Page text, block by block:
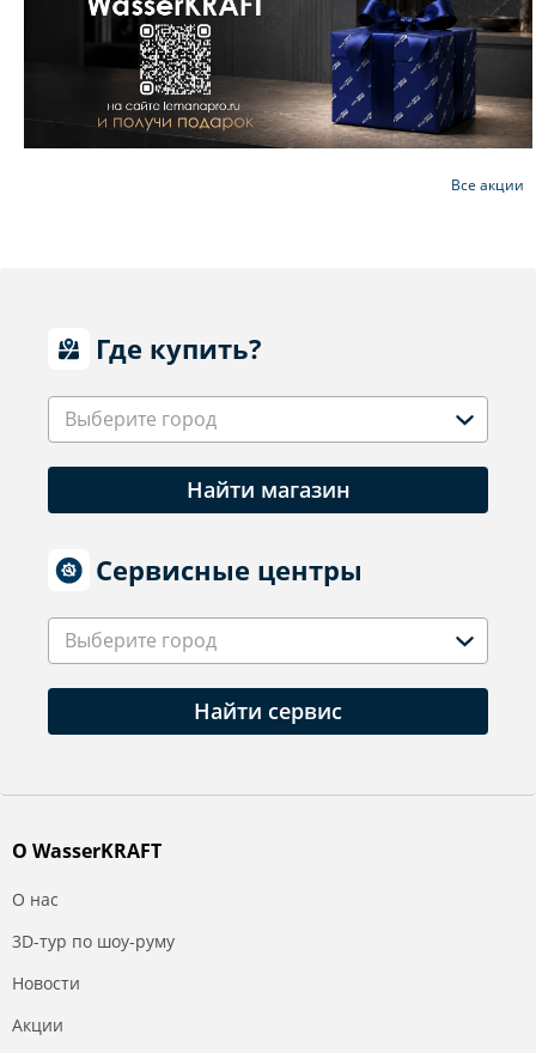
Все акции
Где купить?
Выберите город
Найти магазин
Сервисные центры
Выберите город
Найти сервис
О WasserKRAFT
О нас
3D-тур по шоу-руму
Новости
Акции